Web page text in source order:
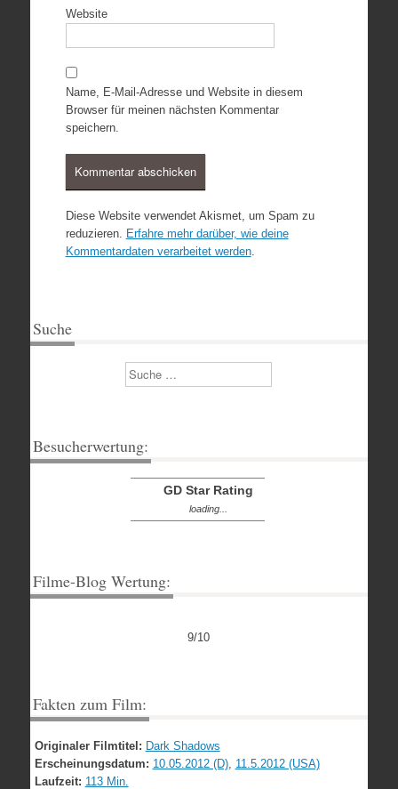
Website
Name, E-Mail-Adresse und Website in diesem
Browser für meinen nächsten Kommentar
speichern.
Diese Website verwendet Akismet, um Spam zu
reduzieren. Erfahre mehr darüber, wie deine
Kommentardaten verarbeitet werden.
Suche
Suchen
Besucherwertung:
GD Star Rating
loading...
Filme-Blog Wertung:
9/10
Fakten zum Film:
Originaler Filmtitel: Dark Shadows
Erscheinungsdatum: 10.05.2012 (D), 11.5.2012 (USA)
Laufzeit: 113 Min.